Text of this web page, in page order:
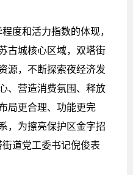
度和活力指数的体现，
古城核心区域，双塔街
源，不断探索夜经济发
、营造消费氛围、释放
局更合理、功能更完
，为擦亮保护区金字招
道党工委书记倪俊表